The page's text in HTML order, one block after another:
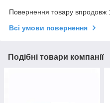
Повернення товару впродовж
Всі умови повернення
Подібні товари компанії